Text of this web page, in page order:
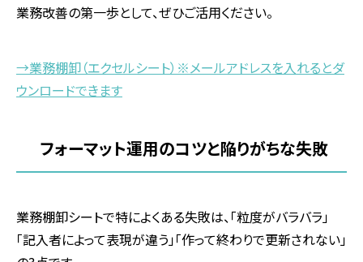
業務改善の第一歩として、ぜひご活用ください。
→業務棚卸（エクセルシート） ※メールアドレスを入れるとダ
ウンロードできます
フォーマット運用のコツと陥りがちな失敗
業務棚卸シートで特によくある失敗は、「粒度がバラバラ」
「記入者によって表現が違う」「作って終わりで更新されない」